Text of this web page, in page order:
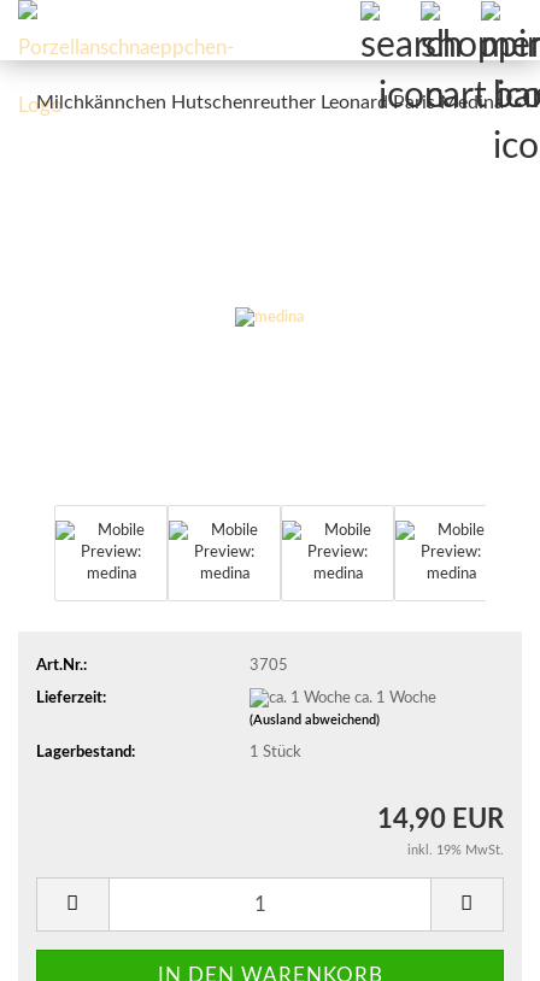
Milchkännchen Hutschenreuther Leonard Paris Medina
Art.Nr.: 3705
Lieferzeit: ca. 1 Woche
(Ausland abweichend)
Lagerbestand: 1 Stück
14,90 EUR
inkl. 19% MwSt.